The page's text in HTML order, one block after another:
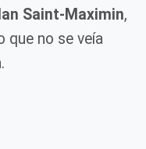
Saint-Maximin,
que no se veía